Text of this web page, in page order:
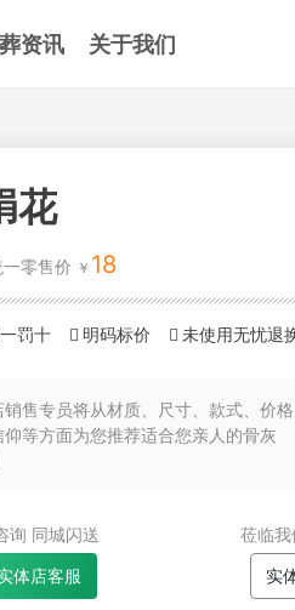
资讯 关于我们
花
零售价 18
罚十 明码标价 未使用无忧退
售专员将从材质、尺寸、款式、价格
等方面为您推荐适合您亲人的骨灰
询 同城闪送
体店客服
莅临
实